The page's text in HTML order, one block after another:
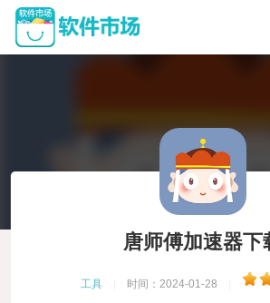
唐师傅加速器下
工具 时间：2024-01-28